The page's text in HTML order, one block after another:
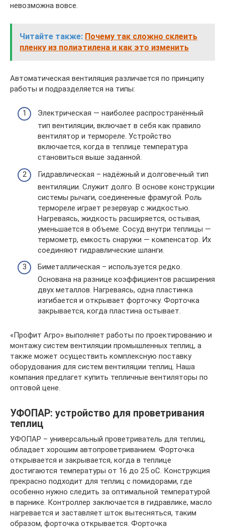
невозможна вовсе.
Читайте также: Почему так сложно склеить
пленку из полиэтилена и как это изменить
Автоматическая вентиляция различается по принципу
работы и подразделяется на типы:
Электрическая — наиболее распространённый
тип вентиляции, включает в себя как правило
вентилятор и термореле. Устройство
включается, когда в теплице температура
становиться выше заданной.
Гидравлическая – надёжный и долговечный тип
вентиляции. Служит долго. В основе конструкции
системы рычаги, соединенные фрамугой. Роль
термореле играет резервуар с жидкостью.
Нагреваясь, жидкость расширяется, остывая,
уменьшается в объеме. Сосуд внутри теплицы —
термометр, емкость снаружи — компенсатор. Их
соединяют гидравлические шланги.
Биметаллическая – используется редко.
Основана на разнице коэффициентов расширения
двух металлов. Нагреваясь, одна пластинка
изгибается и открывает форточку. Форточка
закрывается, когда пластина остывает.
«Профит Агро» выполняет работы по проектированию и
монтажу систем вентиляции промышленных теплиц, а
также может осуществить комплексную поставку
оборудования для систем вентиляции теплиц. Наша
компания предлагет купить тепличные вентиляторы по
оптовой цене.
УФОПАР: устройство для проветривания
теплиц
УФОПАР – универсальный проветриватель для теплиц,
обладает хорошим автопроветриванием. Форточка
открывается и закрывается, когда в теплице
достигаются температуры от 16 до 25 оС. Конструкция
прекрасно подходит для теплиц с помидорами, где
особенно нужно следить за оптимальной температурой
в парнике. Контроллер заключается в гидравлике, масло
нагревается и заставляет шток вытесняться, таким
образом, форточка открывается. Форточка